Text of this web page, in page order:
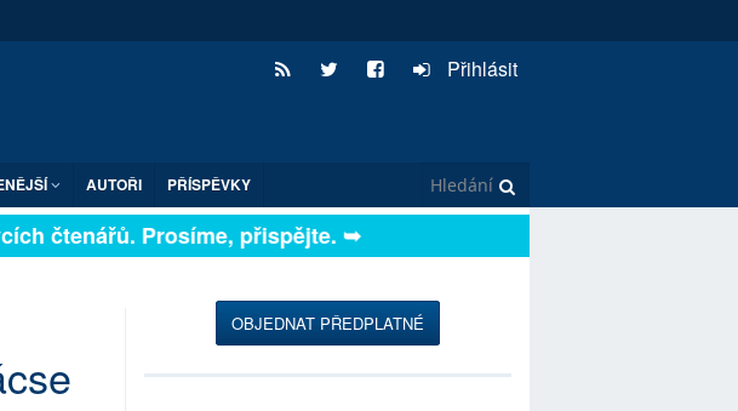
Přihlásit
AUTOŘI PŘÍSPĚVKY
čtenářů. Prosíme, přispějte. ➥
OBJEDNAT PŘEDPLATNÉ